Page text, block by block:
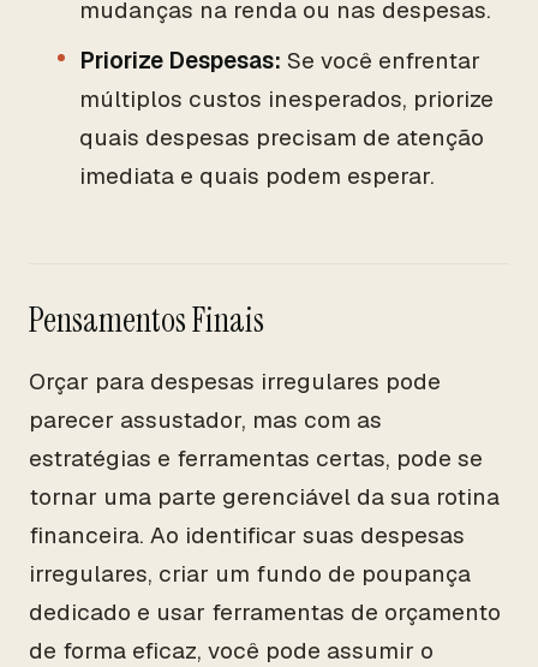
mudanças na renda ou nas despesas.
Priorize Despesas: Se você enfrentar
múltiplos custos inesperados, priorize
quais despesas precisam de atenção
imediata e quais podem esperar.
Pensamentos Finais
Orçar para despesas irregulares pode
parecer assustador, mas com as
estratégias e ferramentas certas, pode se
tornar uma parte gerenciável da sua rotina
financeira. Ao identificar suas despesas
irregulares, criar um fundo de poupança
dedicado e usar ferramentas de orçamento
de forma eficaz, você pode assumir o